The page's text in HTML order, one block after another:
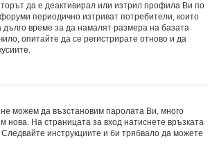
да е деактивирал или изтрил профила Ви по
периодично изтриват потребители, които
дълго време за да намалят размера на базата
опитайте да се регистрирате отново и да
можем да възстановим паролата Ви, много
нова. На страницата за вход натиснете връзката
инструкциите и би трябвало да можете